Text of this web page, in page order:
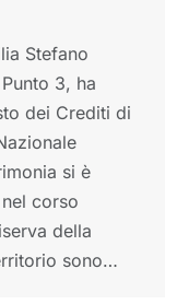
Stefano
3, ha
dei Crediti di
si è
corso
della
sono…